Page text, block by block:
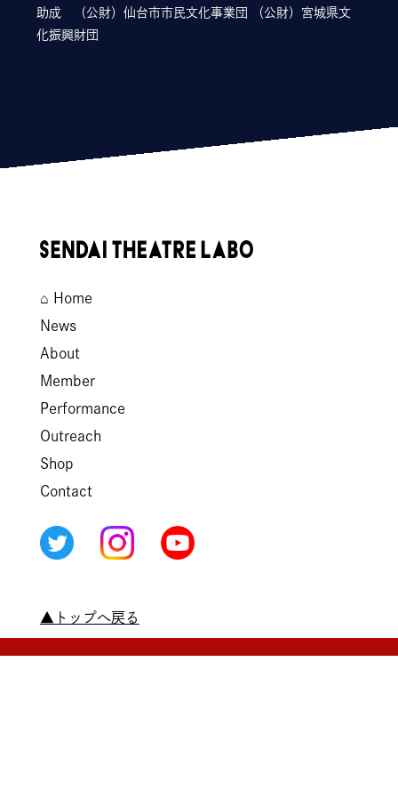
助成 （公財）仙台市市民文化事業団 （公財）宮城県文
化振興財団
⌂
News
About
Member
Performance
Outreach
Shop
Contact
▲トップへ戻る